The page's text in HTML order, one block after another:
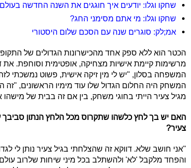
שחקו וגלו: יודעים איך חוגגים את השנה החדשה
שחקו וגלו: מי אתם מסימני החג?
אמ;לק: סוגרים שנה עם הסכם שלום היסטורי
הכטר הוא ללא ספק אחד מהכישרונות הגדולים של
מרשימות קיימת אישיות מצחיקה, אופטימית וסוחפת.
המשפחה בסלון, "יש לי מין זיקה אישית, פשוט נמשכתי
המשחק היה החלום הגדול שלו עוד מימיו הראשונים, "זה
מגיל צעיר הייתי בחוגי משחק, בין אם זה בבית של מישהו
האם יש בך לחץ כלשהו שתקרוס מכל הלחץ הנתון
צעיר?
"אני חושב שלא. דווקא זה שהצלחתי בגיל צעיר נותן לי
והפחד מלקבל 'לא' ולהשתלב בכל מיני שיחות שלרוב